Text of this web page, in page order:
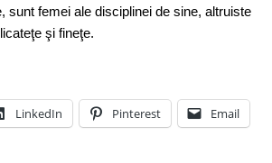
sunt femei ale disciplinei de sine, altruiste
şi fineţe.
LinkedIn Pinterest Email